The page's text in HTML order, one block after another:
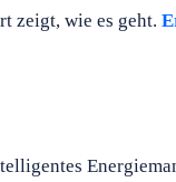
zeigt, wie es geht.